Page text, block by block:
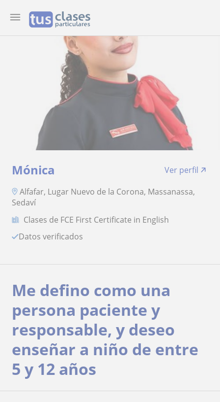
Mónica
Ver perfil
Alfafar, Lugar Nuevo de la Corona, Massanassa,
Sedaví
Clases de FCE First Certificate in English
Datos verificados
Me defino como una
persona paciente y
responsable, y deseo
enseñar a niño de entre
5 y 12 años